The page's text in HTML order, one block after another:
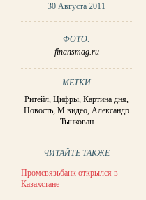
30 Августа 2011
ФОТО:
finansmag.ru
МЕТКИ
Ритейл,Цифры,Картина дня,
Новость,М.видео,Александр
Тынкован
ЧИТАЙТЕ ТАКЖЕ
Промсвязьбанк открылся в
Казахстане